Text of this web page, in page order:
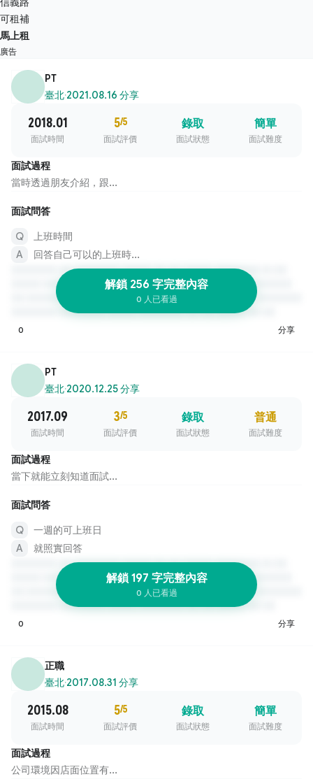
可租補
馬上租
廣告
PT
臺北·2021.08.16 分享
2018.01
面試時間
5/5
面試評價
錄取
面試狀態
簡單
面試難度
面試過程
當時透過朋友介紹，跟...
面試問答
上班時間
回答自己可以的上班時...
解鎖 256 字完整內容
0 人已看過
0 分享
PT
臺北·2020.12.25 分享
2017.09
面試時間
3/5
面試評價
錄取
面試狀態
普通
面試難度
面試過程
當下就能立刻知道面試...
面試問答
一週的可上班日
就照實回答
解鎖 197 字完整內容
0 人已看過
0 分享
正職
臺北·2017.08.31 分享
2015.08
面試時間
5/5
面試評價
錄取
面試狀態
簡單
面試難度
面試過程
公司環境因店面位置有...